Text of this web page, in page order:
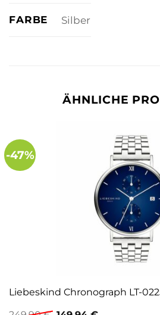
FARBE Silber
ÄHNLICHE
-47%
Liebeskind Chronograph LT-